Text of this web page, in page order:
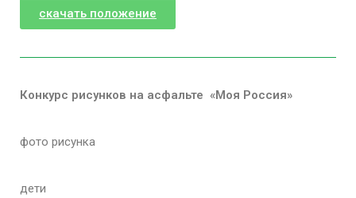
скачать положение
Конкурс рисунков на асфальте «Моя Россия»
фото рисунка
дети